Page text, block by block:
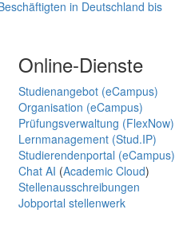
in Deutschland bis
Online-Dienste
Studienangebot (eCampus)
Organisation (eCampus)
Prüfungsverwaltung (FlexNow)
Lernmanagement (Stud.IP)
Studierendenportal (eCampus)
Chat AI (Academic Cloud)
Stellenausschreibungen
Jobportal stellenwerk